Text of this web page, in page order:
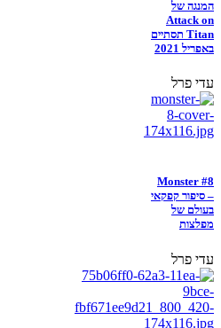
המנגה של
Attack on
Titan תסתיים
באפריל 2021
עדי פרל
Monster #8
– סיפור קפקאי
בעולם של
מפלצות
עדי פרל